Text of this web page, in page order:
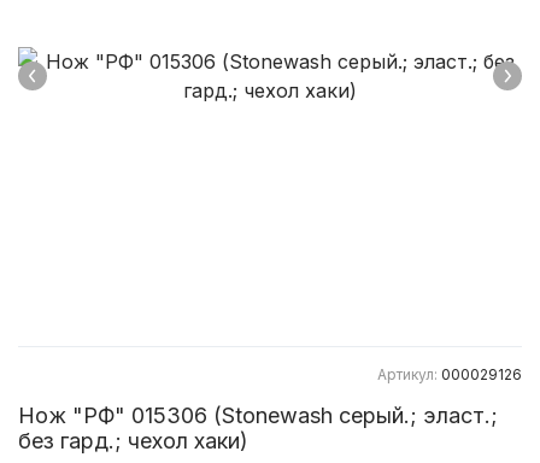
Артикул: 000029126
Нож "РФ" 015306 (Stonewash серый.; эласт.;
без гард.; чехол хаки)